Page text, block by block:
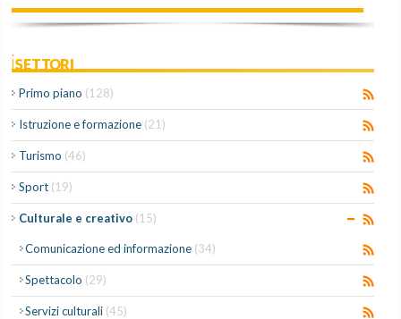
iSETTORI
Primo piano (128)
Istruzione e formazione (21)
Turismo (46)
Sport (19)
Culturale e creativo (15)
Comunicazione ed informazione (34)
Spettacolo (29)
Servizi culturali (45)